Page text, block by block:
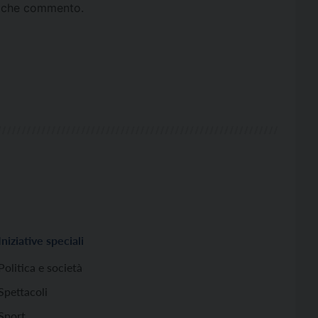
commento.
Iniziative speciali
Politica e società